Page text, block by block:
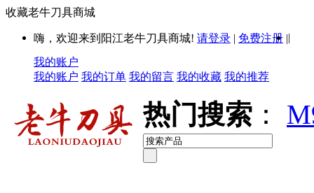
收藏老牛刀具商城
嗨，欢迎来到阳江老牛刀具商城! 请登录 | 免费注册 ||
我的账户
我的账户 我的订单 我的留言 我的收藏 我的推荐
热门搜索 ：